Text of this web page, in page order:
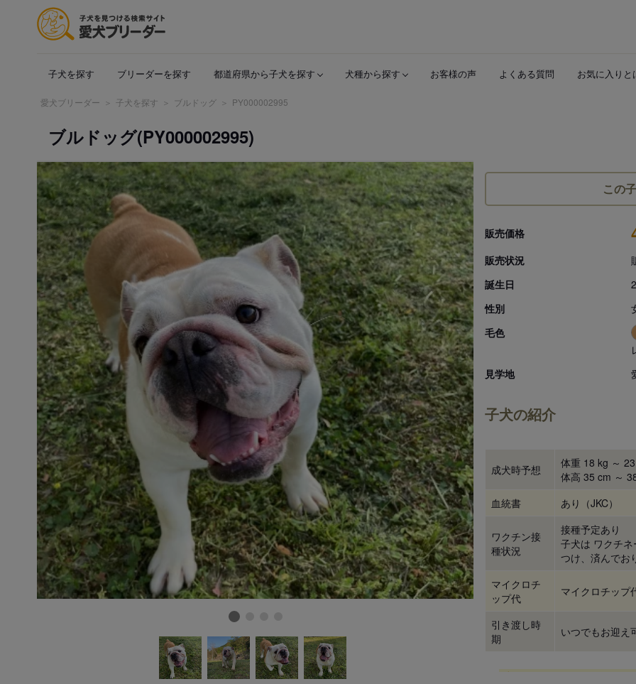
子犬を探す ブリーダーを探す 都道府県から子犬を探す 犬種から探す お客様の声 よくある質問 お気に入りと
愛犬ブリーダー 子犬を探す ブルドッグ PY000002995
ブルドッグ(PY000002995)
この
販売価格
販売状況
誕生日
性別
毛色
見学地
子犬の紹介
成犬時予想
体重 18 kg ～
体高 35 cm ～
血統書
あり（JKC）
ワクチン接
種状況
接種予定あり
子犬は ワクチ
つけ、済んでお
マイクロチ
ップ代
マイクロチップ
引き渡し時
期
いつでもお迎え